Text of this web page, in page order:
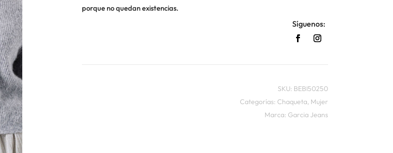
porque no quedan existencias.
Síguenos:
SKU: BEBI50250
Categorías: Chaqueta, Mujer
Marca: Garcia Jeans